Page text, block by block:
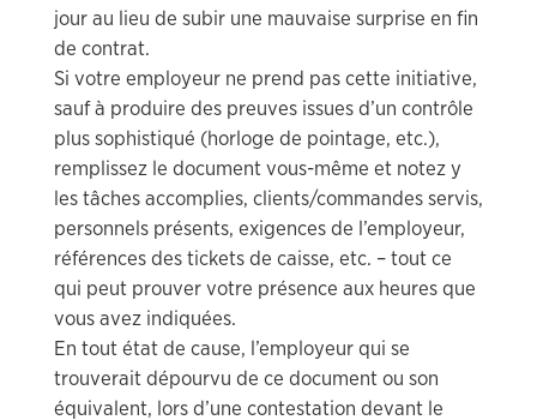
jour au lieu de subir une mauvaise surprise en fin
de contrat.
Si votre employeur ne prend pas cette initiative,
sauf à produire des preuves issues d’un contrôle
plus sophistiqué (horloge de pointage, etc.),
remplissez le document vous-même et notez y
les tâches accomplies, clients/commandes servis,
personnels présents, exigences de l’employeur,
références des tickets de caisse, etc. – tout ce
qui peut prouver votre présence aux heures que
vous avez indiquées.
En tout état de cause, l’employeur qui se
trouverait dépourvu de ce document ou son
équivalent, lors d’une contestation devant le